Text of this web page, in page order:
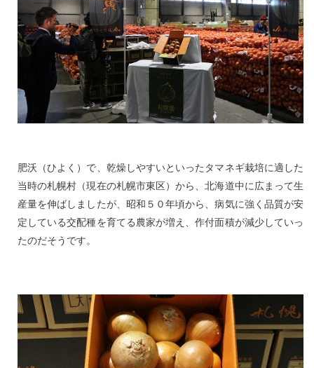
肥沃（ひよく）で、乾燥しやすいといったタマネギ栽培に適した
当時の札幌村（現在の札幌市東区）から、北海道中に広まって生
産量を伸ばしましたが、昭和５０年頃から、病気に強く品質が安
定している交配種を育てる農家が増え、作付面積が減少していっ
たのだそうです。